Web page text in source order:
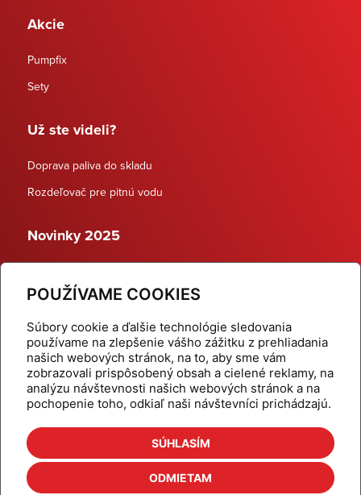
POUŽÍVAME COOKIES
Súbory cookie a ďalšie technológie sledovania
používame na zlepšenie vášho zážitku z prehliadania
našich webových stránok, na to, aby sme vám
zobrazovali prispôsobený obsah a cielené reklamy, na
analýzu návštevnosti našich webových stránok a na
pochopenie toho, odkiaľ naši návštevníci prichádzajú.
SÚHLASÍM
ODMIETAM
Akcie
Pumpfix
Sety
Už ste videli?
Doprava paliva do skladu
Rozdeľovač pre pitnú vodu
Novinky 2025
Dynamické termostatické ventily
Domov
Produkty
Aktuality
Odber šikovné tipy
Kalkulačky
Cenníky
Na stiahnutie
Referencie
Kontakt